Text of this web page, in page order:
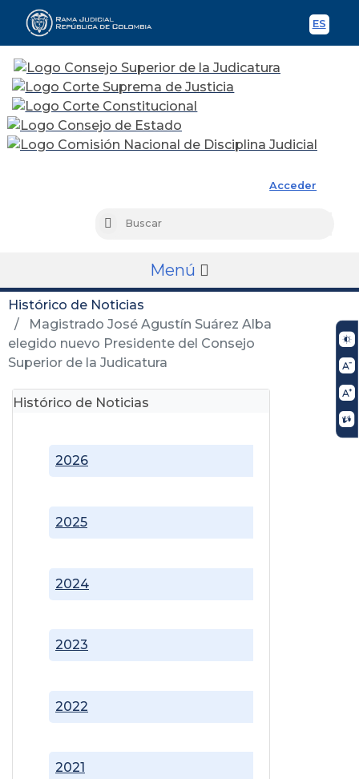
ES
Acceder
Buscar
Menú
Histórico de Noticias
Magistrado José Agustín Suárez Alba
elegido nuevo Presidente del Consejo
Superior de la Judicatura
Histórico de Noticias
2021
2022
2023
2024
2025
2026